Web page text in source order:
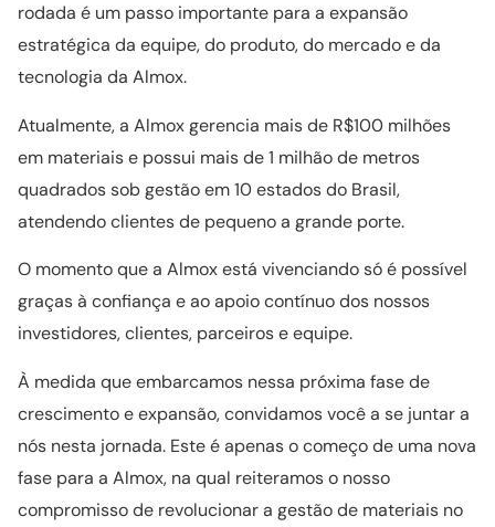
rodada é um passo importante para a expansão
estratégica da equipe, do produto, do mercado e da
tecnologia da Almox.
Atualmente, a Almox gerencia mais de R$100 milhões
em materiais e possui mais de 1 milhão de metros
quadrados sob gestão em 10 estados do Brasil,
atendendo clientes de pequeno a grande porte.
O momento que a Almox está vivenciando só é possível
graças à confiança e ao apoio contínuo dos nossos
investidores, clientes, parceiros e equipe.
À medida que embarcamos nessa próxima fase de
crescimento e expansão, convidamos você a se juntar a
nós nesta jornada. Este é apenas o começo de uma nova
fase para a Almox, na qual reiteramos o nosso
compromisso de revolucionar a gestão de materiais no